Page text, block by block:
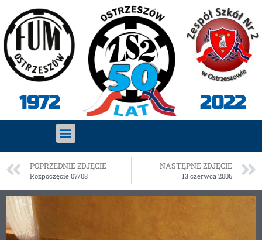
1972 2022
POPRZEDNIE ZDJĘCIE
Rozpoczęcie 07/08
NASTĘPNE ZDJĘCIE
13 czerwca 2006